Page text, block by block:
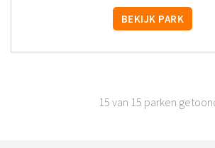
BEKIJK PARK
15 van 15 parken